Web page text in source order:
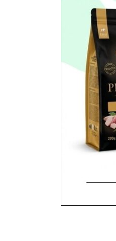
utworzone
Inne Akwaria
mały około